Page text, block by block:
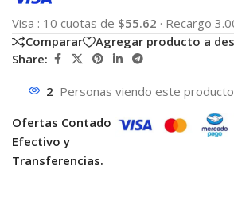
Visa : 10 cuotas de $55.62 · Recargo
Comparar
Agregar producto a
Share:
2 Personas viendo este
Ofertas Contado
Efectivo y
Transferencias.